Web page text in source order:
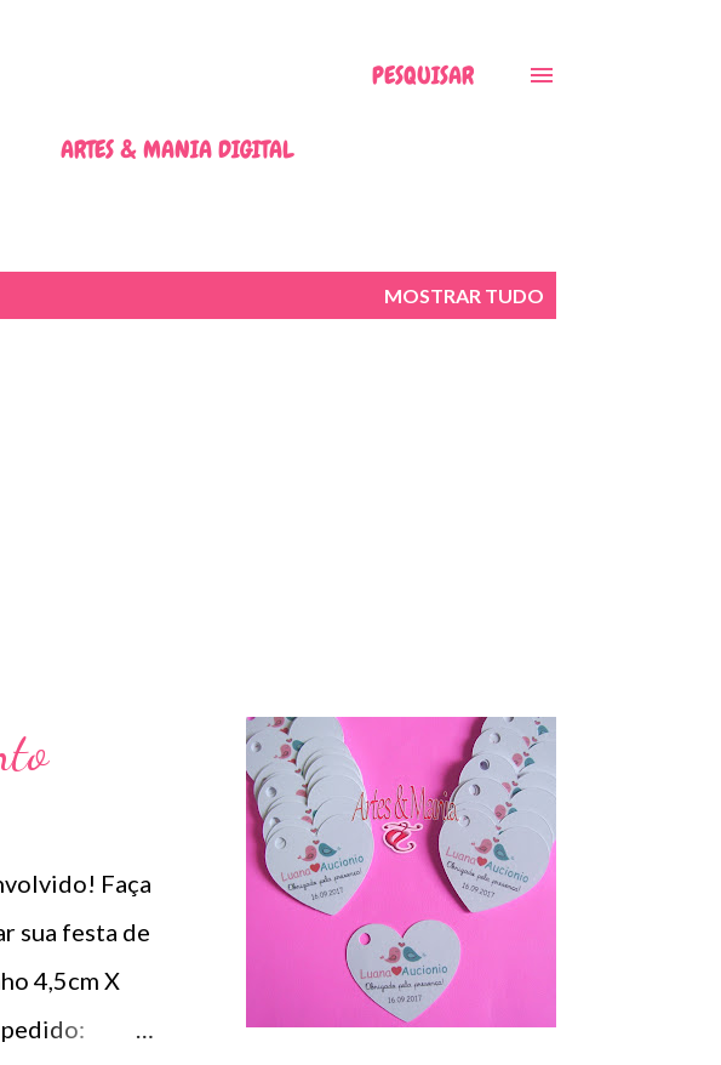
PESQUISAR
ARTES & MANIA DIGITAL
MOSTRAR TUDO
Faça
sua festa de
4,5cm X